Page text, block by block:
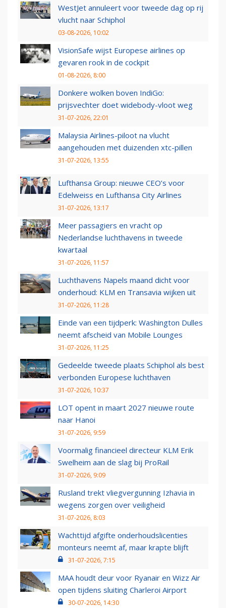
WestJet annuleert voor tweede dag op rij
vlucht naar Schiphol
03-08-2026, 10:02
VisionSafe wijst Europese airlines op
gevaren rook in de cockpit
01-08-2026, 8:00
Donkere wolken boven IndiGo:
prijsvechter doet widebody-vloot weg
31-07-2026, 22:01
Malaysia Airlines-piloot na vlucht
aangehouden met duizenden xtc-pillen
31-07-2026, 13:55
Lufthansa Group: nieuwe CEO’s voor
Edelweiss en Lufthansa City Airlines
31-07-2026, 13:17
Meer passagiers en vracht op
Nederlandse luchthavens in tweede
kwartaal
31-07-2026, 11:57
Luchthavens Napels maand dicht voor
onderhoud: KLM en Transavia wijken uit
31-07-2026, 11:28
Einde van een tijdperk: Washington Dulles
neemt afscheid van Mobile Lounges
31-07-2026, 11:25
Gedeelde tweede plaats Schiphol als best
verbonden Europese luchthaven
31-07-2026, 10:37
LOT opent in maart 2027 nieuwe route
naar Hanoi
31-07-2026, 9:59
Voormalig financieel directeur KLM Erik
Swelheim aan de slag bij ProRail
31-07-2026, 9:09
Rusland trekt vliegvergunning Izhavia in
wegens zorgen over veiligheid
31-07-2026, 8:03
Wachttijd afgifte onderhoudslicenties
monteurs neemt af, maar krapte blijft
31-07-2026, 7:15
MAA houdt deur voor Ryanair en Wizz Air
open tijdens sluiting Charleroi Airport
30-07-2026, 14:30